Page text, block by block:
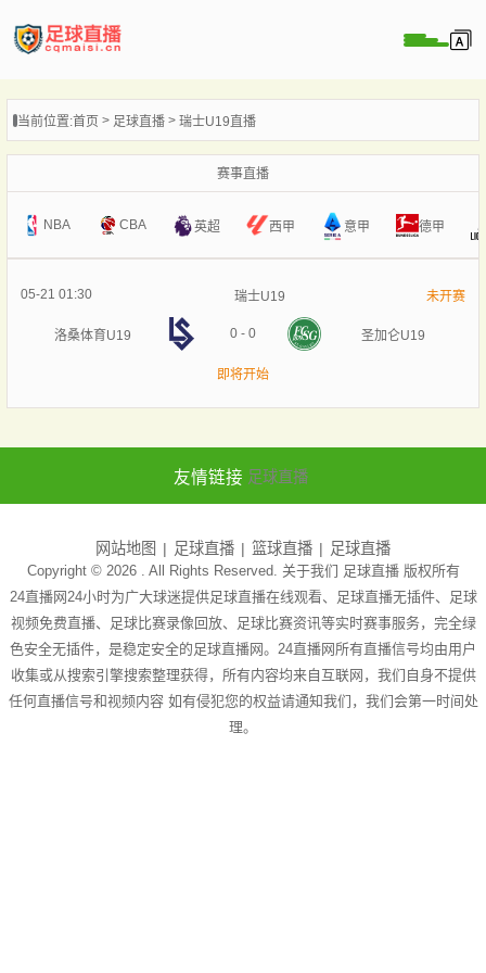
播
像
闻
当前位置:首页 足球直播 瑞士U19直播
赛事直播
NBA CBA 英超 西甲 意甲 德甲
05-21 01:30 瑞士U19 未开赛
洛桑体育U19 0 - 0 圣加仑U19
即将开始
友情链接 足球直播
网站地图 足球直播 篮球直播 足球直播
Copyright © 2026 . All Rights Reserved. 关于我们 足球直播版权所有
24直播网24小时为广大球迷提供足球直播在线观看、足球直播无插件、足球
视频免费直播、足球比赛录像回放、足球比赛资讯等实时赛事服务，完全绿
色安全无插件，是稳定安全的足球直播网。24直播网所有直播信号均由用户
收集或从搜索引擎搜索整理获得，所有内容均来自互联网，我们自身不提供
任何直播信号和视频内容 如有侵犯您的权益请通知我们，我们会第一时间处
理。